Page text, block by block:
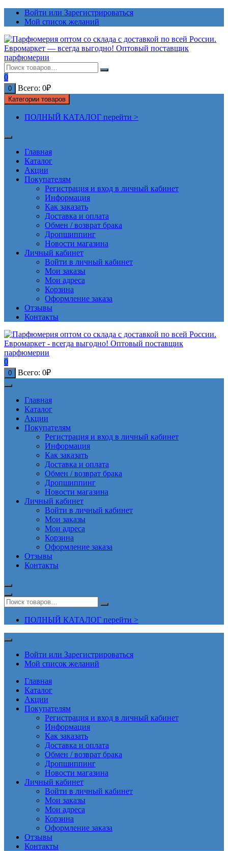
ПерейтиВойти или Зарегистрироваться
Мой список желаний
0
0 Всего: 0₽
Категории товаров
ПОЛНЫЙ КАТАЛОГ перейти >
Главная
Каталог
Акции
Покупателям
Регистрация и вход в личный кабинет
Информация
Как заказать
Доставка и оплата
Обмен / возврат брака
Дропшиппинг
Новости магазина
Личный кабинет
Войти в личный кабинет
Мои заказы
Мои адреса
Корзина
Оформление заказа
Отзывы
Контакты
0
0 Всего: 0₽
Главная
Каталог
Акции
Покупателям
Регистрация и вход в личный кабинет
Информация
Как заказать
Доставка и оплата
Обмен / возврат брака
Дропшиппинг
Новости магазина
Личный кабинет
Войти в личный кабинет
Мои заказы
Мои адреса
Корзина
Оформление заказа
Отзывы
Контакты
ПОЛНЫЙ КАТАЛОГ перейти >
Войти или Зарегистрироваться
Мой список желаний
Главная
Каталог
Акции
Покупателям
Регистрация и вход в личный кабинет
Информация
Как заказать
Доставка и оплата
Обмен / возврат брака
Дропшиппинг
Новости магазина
Личный кабинет
Войти в личный кабинет
Мои заказы
Мои адреса
Корзина
Оформление заказа
Отзывы
Контакты